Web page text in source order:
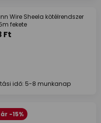
Wire Sheela kötélrendszer
fekete
Ft
idő: 5-8 munkanap
-15%